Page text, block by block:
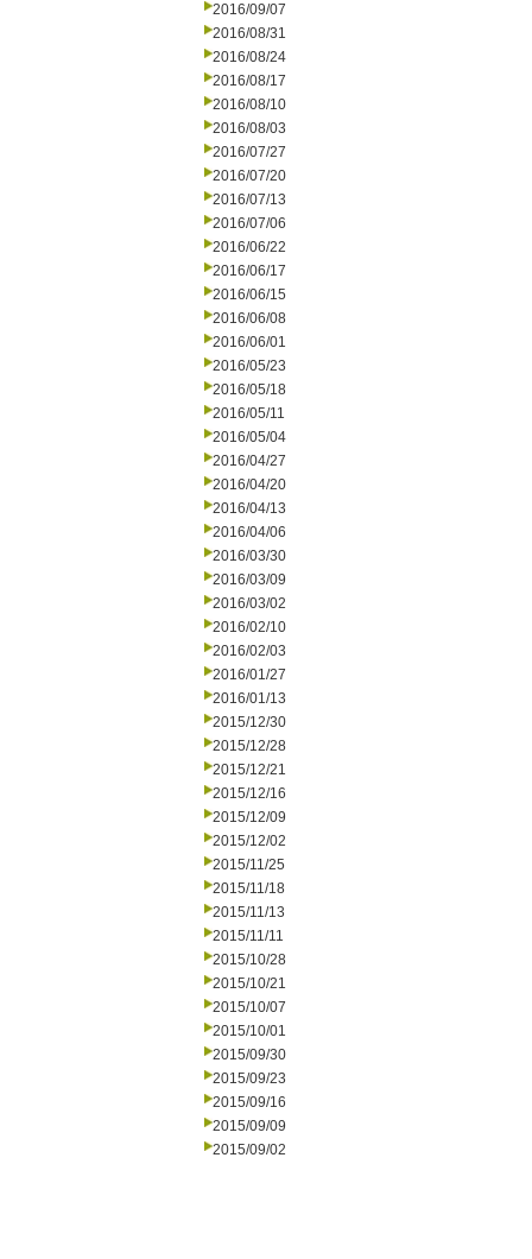
2016/09/07
2016/08/31
2016/08/24
2016/08/17
2016/08/10
2016/08/03
2016/07/27
2016/07/20
2016/07/13
2016/07/06
2016/06/22
2016/06/17
2016/06/15
2016/06/08
2016/06/01
2016/05/23
2016/05/18
2016/05/11
2016/05/04
2016/04/27
2016/04/20
2016/04/13
2016/04/06
2016/03/30
2016/03/09
2016/03/02
2016/02/10
2016/02/03
2016/01/27
2016/01/13
2015/12/30
2015/12/28
2015/12/21
2015/12/16
2015/12/09
2015/12/02
2015/11/25
2015/11/18
2015/11/13
2015/11/11
2015/10/28
2015/10/21
2015/10/07
2015/10/01
2015/09/30
2015/09/23
2015/09/16
2015/09/09
2015/09/02